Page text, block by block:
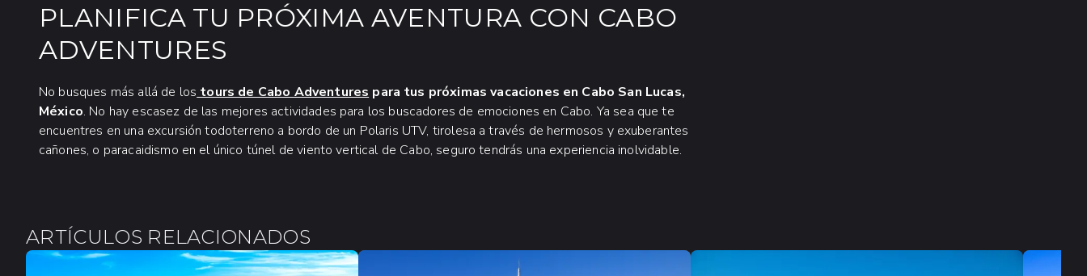
PLANIFICA TU PRÓXIMA AVENTURA CON CABO
ADVENTURES
No busques más allá de los tours de Cabo Adventures para tus próximas vacaciones en Cabo San Lucas,
México. No hay escasez de las mejores actividades para los buscadores de emociones en Cabo. Ya sea que te
encuentres en una excursión todoterreno a bordo de un Polaris UTV, tirolesa a través de hermosos y exuberantes
cañones, o paracaidismo en el único túnel de viento vertical de Cabo, seguro tendrás una experiencia inolvidable.
ARTÍCULOS RELACIONADOS